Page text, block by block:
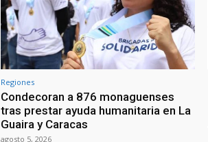
Regiones
Condecoran a 876 monaguenses
tras prestar ayuda humanitaria en La
Guaira y Caracas
agosto 5, 2026